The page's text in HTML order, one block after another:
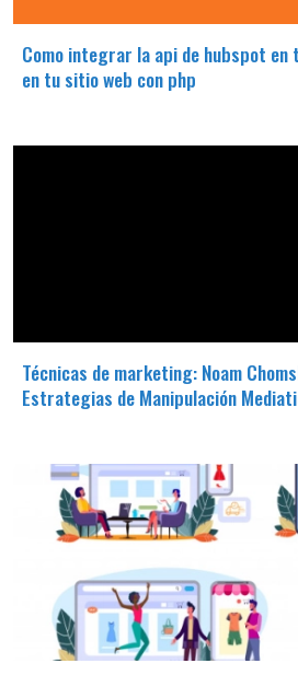
Como integrar la api de hubspot
en tu sitio web con php
Técnicas de marketing: Noam
Estrategias de Manipulación